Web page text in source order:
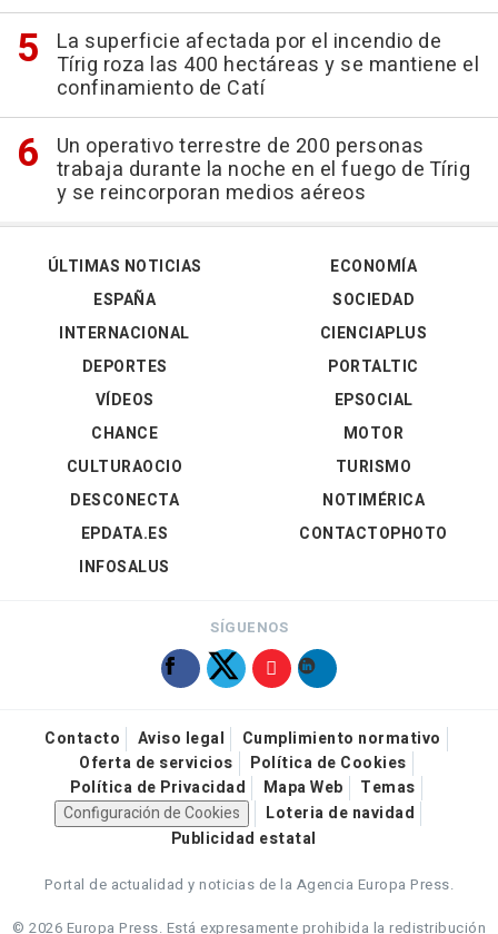
La superficie afectada por el incendio de
Tírig roza las 400 hectáreas y se mantiene el
confinamiento de Catí
Un operativo terrestre de 200 personas
trabaja durante la noche en el fuego de Tírig
y se reincorporan medios aéreos
ÚLTIMAS NOTICIAS
ESPAÑA
INTERNACIONAL
DEPORTES
VÍDEOS
ECONOMÍA
SOCIEDAD
CIENCIAPLUS
PORTALTIC
EPSOCIAL
CHANCE
CULTURAOCIO
DESCONECTA
EPDATA.ES
INFOSALUS
MOTOR
TURISMO
NOTIMÉRICA
CONTACTOPHOTO
SÍGUENOS
Contacto Aviso legal
Cumplimiento normativo
Oferta de servicios
Política de Cookies
Política de Privacidad
Mapa Web
Temas
Configuración de Cookies
Loteria de navidad
Publicidad estatal
Portal de actualidad y noticias de la Agencia Europa Press.
© 2026 Europa Press. Está expresamente prohibida la redistribución